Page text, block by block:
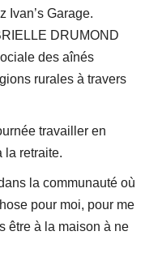
Ivan’s Garage.
DRUMOND
des aînés
rurales à travers
travailler en
la retraite.
la communauté où
pour moi, pour me
être à la maison à ne